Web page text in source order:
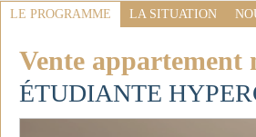
LE PROGRAMME LA SITUATION
Vente
ÉTUDIANTE